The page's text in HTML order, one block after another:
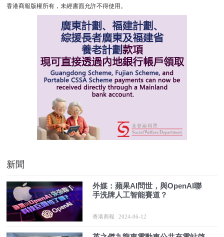
香港商報版權所有，未經書面允許不得使用。
新聞
外媒：蘋果AI問世，與OpenAI聯
手洗牌人工智能賽道？
香港商報 2024-06-12